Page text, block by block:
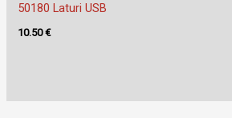
50180 Laturi USB
10.50€